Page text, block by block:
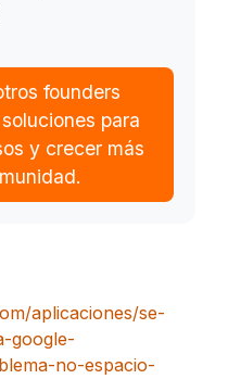
founders
para
y crecer más
aplicaciones/se-
google-
no-espacio-